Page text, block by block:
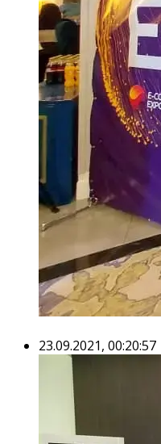
23.09.2021, 00:20:57